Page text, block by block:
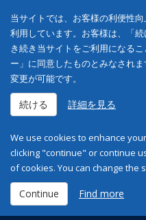
当サイトでは、お客様の利便性
利用しています。お客様は、「
き続き当サイトをご利用になる
ー」に同意したものとみなされ
変更が可能です。
続ける 詳細を見る
We use cookies to enhance
clicking "continue" or continue
of cookies. You can change the
Continue Find more